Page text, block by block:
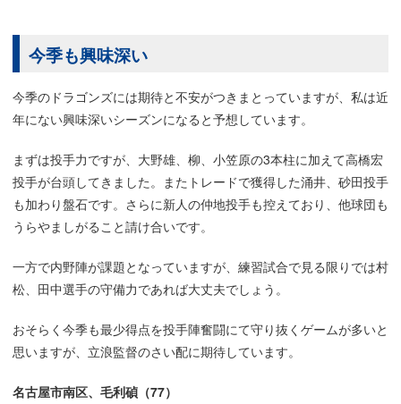
今季も興味深い
今季のドラゴンズには期待と不安がつきまとっていますが、私は近
年にない興味深いシーズンになると予想しています。
まずは投手力ですが、大野雄、柳、小笠原の3本柱に加えて高橋宏
投手が台頭してきました。またトレードで獲得した涌井、砂田投手
も加わり盤石です。さらに新人の仲地投手も控えており、他球団も
うらやましがること請け合いです。
一方で内野陣が課題となっていますが、練習試合で見る限りでは村
松、田中選手の守備力であれば大丈夫でしょう。
おそらく今季も最少得点を投手陣奮闘にて守り抜くゲームが多いと
思いますが、立浪監督のさい配に期待しています。
名古屋市南区、毛利碵（77）